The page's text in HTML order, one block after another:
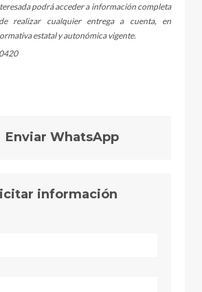
podrá acceder a información completa
realizar cualquier entrega a cuenta, en
estatal y autonómica vigente.
Enviar WhatsApp
información